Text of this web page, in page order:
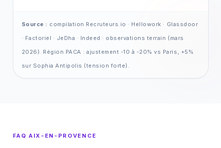
Source : compilation Recruteurs.io · Hellowork · Glassdoor
· Factoriel · JeDha · Indeed · observations terrain (mars
2026). Région PACA : ajustement -10 à -20% vs Paris, +5%
sur Sophia Antipolis (tension forte).
FAQ AIX-EN-PROVENCE